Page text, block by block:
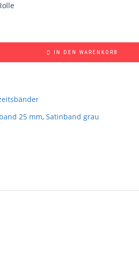
IN DEN WARENKORB
25 mm, Satinband grau